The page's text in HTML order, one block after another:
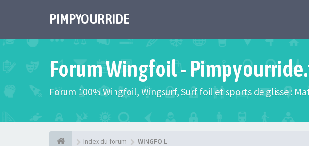
PIMPYOURRIDE
Forum Wingfoil -
Forum 100% Wingfoil, Wingsurf, Surf foil et sports de glisse :
Index du forum WINGFOIL